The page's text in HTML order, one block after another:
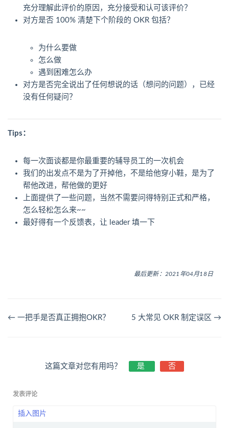
充分理解此评价的原因，充分接受和认可该评价？
对方是否 100% 清楚下个阶段的 OKR 包括？
为什么要做
怎么做
遇到困难怎么办
对方是否完全说出了任何想说的话（想问的问题），已经
没有任何疑问？
Tips：
每一次面谈都是你最重要的辅导员工的一次机会
我们的出发点不是为了开掉他，不是给他穿小鞋，是为了
帮他改进，帮他做的更好
上面提供了一些问题，当然不需要问得特别正式和严格，
怎么轻松怎么来~~
最好得有一个反馈表，让 leader 填一下
最后更新：2021年04月18日
← 一把手是否真正拥抱OKR？ 5 大常见 OKR 制定误区 →
这篇文章对您有用吗？ 是 否
发表评论
插入图片